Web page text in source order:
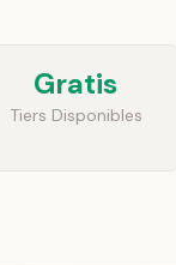
Gratis
Tiers Disponibles